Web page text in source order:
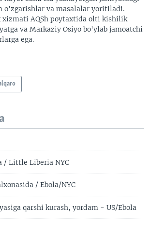
o'zgarishlar va masalalar yoritiladi.
xizmati AQSh poytaxtida olti kishilik
va Markaziy Osiyo bo'ylab jamoatchi
ega.
/ Little Liberia NYC
/ Ebola/NYC
qarshi kurash, yordam - US/Ebola